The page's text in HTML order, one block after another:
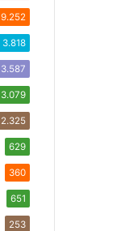
9.252
3.818
3.587
3.079
2.325
629
360
651
253